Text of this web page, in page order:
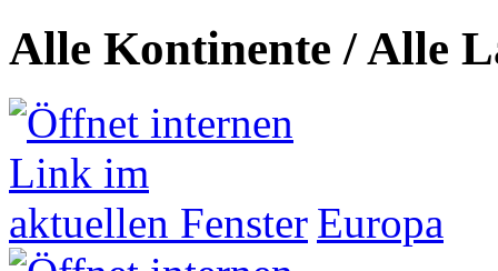
Alle Kontinente / Alle
Europa